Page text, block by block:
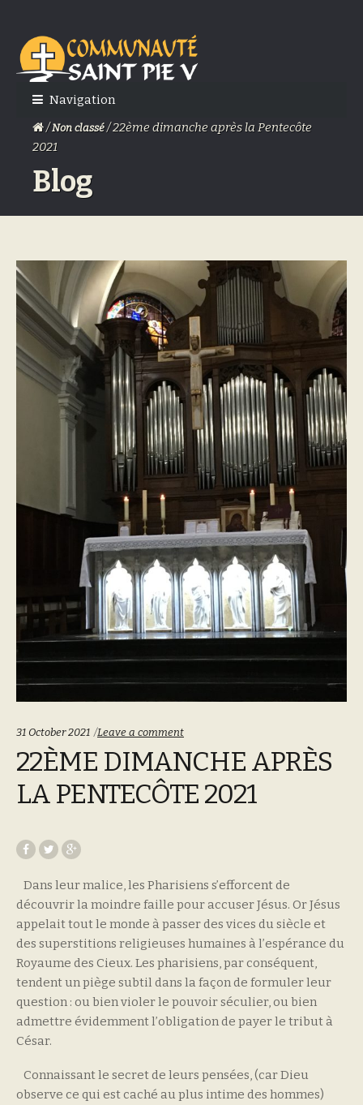
Skip
to
navigation
Skip
to
content
Navigation
/Non classé/ 22ème dimanche après la Pentecôte
2021
Blog
31 October 2021 Leave a comment
22ÈME DIMANCHE APRÈS
LA PENTECÔTE 2021
Dans leur malice, les Pharisiens s’efforcent de
découvrir la moindre faille pour accuser Jésus. Or Jésus
appelait tout le monde à passer des vices du siècle et
des superstitions religieuses humaines à l’espérance du
Royaume des Cieux. Les pharisiens, par conséquent,
tendent un piège subtil dans la façon de formuler leur
question : ou bien violer le pouvoir séculier, ou bien
admettre évidemment l’obligation de payer le tribut à
César.
Connaissant le secret de leurs pensées, (car Dieu
observe ce qui est caché au plus intime des hommes)